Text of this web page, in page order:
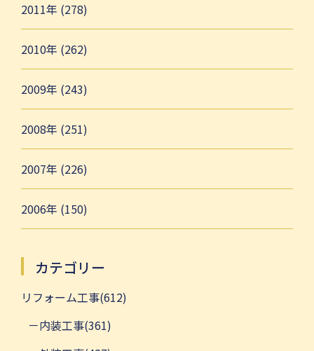
2011年 (278)
2010年 (262)
2009年 (243)
2008年 (251)
2007年 (226)
2006年 (150)
カテゴリー
リフォーム工事(612)
内装工事(361)